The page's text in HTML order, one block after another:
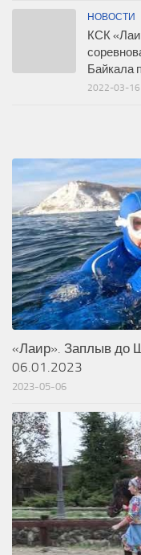
НОВОСТИ
КСК
Байкала
2022-03-16
«Лаир». Заплыв до
06.01.2023
2023-05-06